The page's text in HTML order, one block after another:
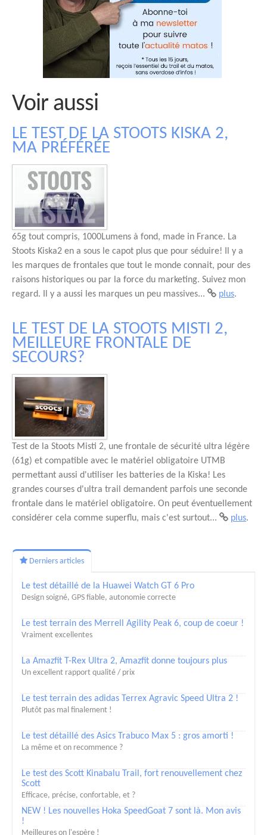
Voir aussi
LE TEST DE LA STOOTS KISKA 2,
MA PRÉFÉRÉE
65g tout compris, 1000Lumens à fond, made in France. La
Stoots Kiska2 en a sous le capot plus que pour séduire! Il y a
les marques de frontales que tout le monde connait, pour des
raisons historiques ou par la force du marketing. Suivez mon
regard. Il y a aussi les marques un peu massives...
plus.
LE TEST DE LA STOOTS MISTI 2,
MEILLEURE FRONTALE DE
SECOURS?
Test de la Stoots Misti 2, une frontale de sécurité ultra légère
(61g) et compatible avec le matériel obligatoire UTMB
permettant aussi d'utiliser les batteries de la Kiska! Les
grandes courses d'ultra trail demandent parfois une seconde
frontale dans le matériel obligatoire. On peut éventuellement
considérer cela comme superflu, mais c'est surtout...
plus.
Derniers articles
Le test détaillé de la Huawei Watch GT 6 Pro
Design soigné, GPS fiable, autonomie correcte
Le test terrain des Merrell Agility Peak 6, coup de coeur !
Vraiment excellentes
La Amazfit T-Rex Ultra 2, Amazfit donne toujours plus
Un excellent rapport qualité / prix
Le test terrain des adidas Terrex Agravic Speed Ultra 2 !
Plutôt pas mal finalement !
Le test détaillé des Asics Trabuco Max 5 : gros amorti !
La même et on recommence ?
Le test des Scott Kinabalu Trail, fort renouvellement chez
Scott
Efficace, précise, confortable, et ?
NEW ! Les nouvelles Hoka SpeedGoat 7 sont là. Mon avis
!
Meilleures on l'espère !